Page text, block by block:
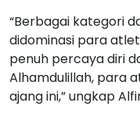
“Berbagai kategori
didominasi para
penuh percaya diri
Alhamdulillah, para
ajang ini,” ungkap